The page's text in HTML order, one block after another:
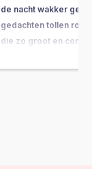
de nacht wakker
gedachten tollen
die zo groot en
lijken. Vragen als: